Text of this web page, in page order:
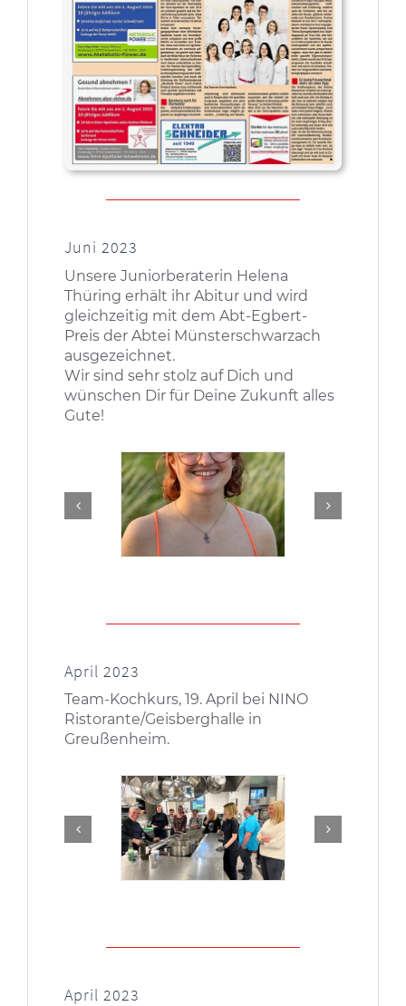
Juni 2023
Unsere Juniorberaterin Helena
Thüring erhält ihr Abitur und wird
gleichzeitig mit dem Abt-Egbert-
Preis der Abtei Münsterschwarzach
ausgezeichnet.
Wir sind sehr stolz auf Dich und
wünschen Dir für Deine Zukunft alles
Gute!
April 2023
Team-Kochkurs, 19. April bei NINO
Ristorante/Geisberghalle in
Greußenheim.
April 2023